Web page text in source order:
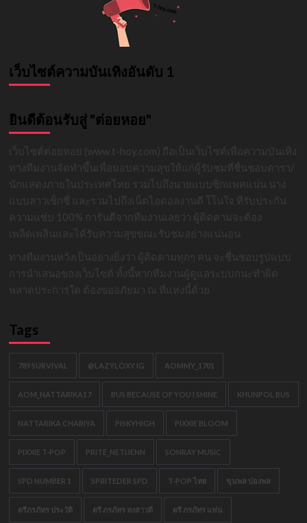
เว็บไซต์ความบันเทิงอันดับ 1
ยินดีต้อนรับสู่ "ต่อยหอย"
เว็บไซต์ต่อยหอย (www.t-hoy.com) ถือเป็นเว็บไซต์เพื่อความบันเทิง
ทางทีมงานจัดทำขึ้นเพื่อมอบความสุขให้แก่ผู้รับชมที่ชื่นชอบดารา/
นักแสดงภายในประเทศไทย รวมไปถึงนายแบบซิกแพคแน่น นาง
แบบสาวเซ็กซี่ และรวมไปถึงเน็ตไอดอลงานดี โโนใจ ที่รับประกัน
ความแซ่บ 100% การันตีจากทีมงานเลยว่า ผู้ติดตามจะต้อง
เพลิดเพลินและได้รับความสุขขณะรับชมอย่างแน่นอน
ทางทีมงานหวังเป็นอย่างยิ่งว่า ผู้ติดตามทุกๆ คน จะชื่นชอบรูปแบบ
การนำเสนอของเว็บไซต์ ทั้งนี้หากทีมงานผู้ดูแลระบบกนะทำผิด
พลาดประการใด ต้องขออภัยมา ณ ที่แห่งนี้ด้วย
Tags
789 SURVIVAL @LAZYLOXY IG AOMMY_1701
AOM_NATTARIKA17 BUS BECAUSE OF YOU I SHINE KHUNPOL BUS
NATTARIKA CHARIYA PISKYHIGH PIXXIE BLOOM
PIXXIE T-POP PRITE_NETIJENN SONRAY MUSIC
SPD NUMBER 1 SPRITEDER SPD T-POP ไทย ขุนพล ปองพล
ตรีภรภัทร ประวัติ ตรี ภรภัทร หงสาวดี ตรี ภรภัทร แฟน